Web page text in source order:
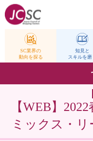
SC業界の
動向を探る
知見と
スキルを磨
【WEB】
ミックス・リ